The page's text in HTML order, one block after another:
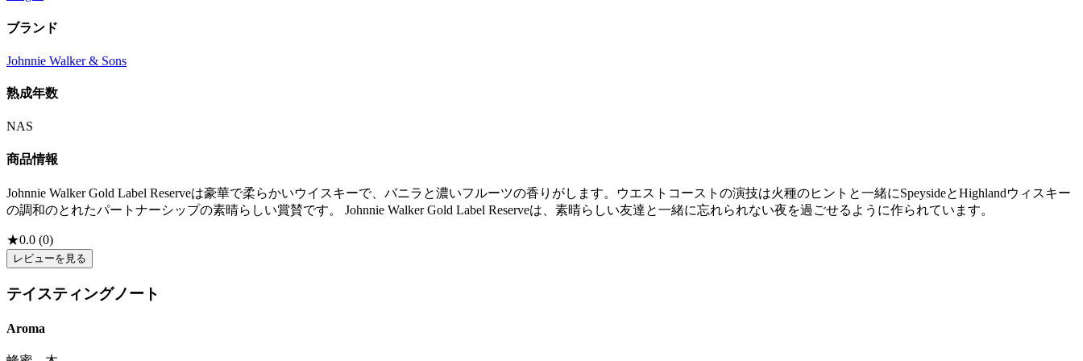
ブランド
Johnnie Walker & Sons
熟成年数
NAS
商品情報
Johnnie Walker Gold Label Reserveは豪華で柔らかいウイスキーで、バニラと濃いフルーツの香りがします。ウエストコーストの演技は火種のヒントと一緒にSpeysideとHighlandウィスキー
の調和のとれたパートナーシップの素晴らしい賞賛です。 Johnnie Walker Gold Label Reserveは、素晴らしい友達と一緒に忘れられない夜を過ごせるように作られています。
★0.0 (0)
レビューを見る
テイスティングノート
Aroma